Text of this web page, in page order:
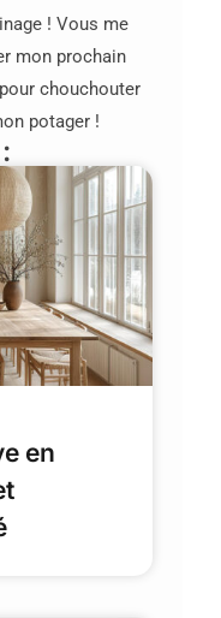
! Vous me
mon prochain
chouchouter
potager !
en